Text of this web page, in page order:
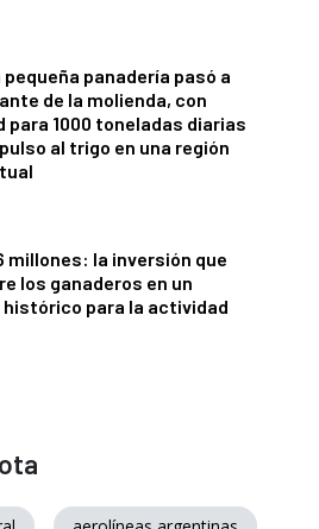
pequeña panadería pasó a
de la molienda, con
para 1000 toneladas diarias
al trigo en una región
millones: la inversión que
los ganaderos en un
para la actividad